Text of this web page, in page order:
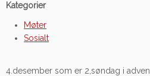
Kategorier
Møter
Sosialt
4.desember som er 2,søndag i